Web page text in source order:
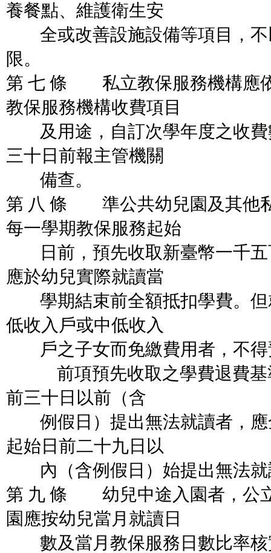
養餐點、維護衛生安
全或改善設施設備等項目，不
限。
第 七 條 私立教保服務機構應
教保服務機構收費項目
及用途，自訂次學年度之收費
三十日前報主管機關
備查。
第 八 條 準公共幼兒園及其他
每一學期教保服務起始
日前，預先收取新臺幣一千五
應於幼兒實際就讀當
學期結束前全額抵扣學費。但
低收入戶或中低收入
戶之子女而免繳費用者，不得
前項預先收取之學費退費基
前三十日以前（含
例假日）提出無法就讀者，應
起始日前二十九日以
內（含例假日）始提出無法就
第 九 條 幼兒中途入園者，公
園應按幼兒當月就讀日
數及當月教保服務日數比率核